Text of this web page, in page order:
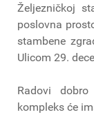
Željezničkoj
poslovna
stambene
Ulicom 29.
Radovi
kompleks će